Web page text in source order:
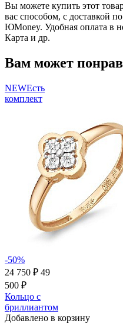
Вы можете купить этот
вас способом, с доставкой
ЮMoney. Удобная оплата в
Карта и др.
Вам может
NEWЕсть
комплект
-50%
24 750 ₽ 49
500 ₽
Кольцо с
бриллиантом
Добавлено в корзину